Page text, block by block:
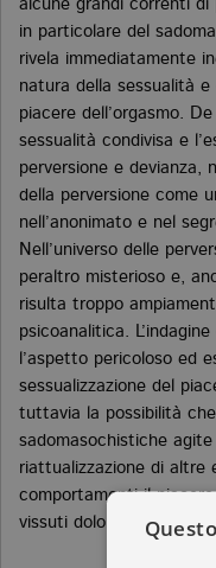
alcune grandi correnti di
in particolare del
rivela immediatamente
natura della sessualità
piacere dell’orgasmo.
sessualità condivisa e
perversione e devianza,
della perversione come
nell’anonimato e nel
Nell’universo delle
peraltro misterioso e,
risulta troppo
psicoanalitica.
l’aspetto pericoloso ed
sessualizzazione del
tuttavia la possibilità
sadomasochistiche
riattualizzazione di altre
comportamenti il
vissuti dolorosi del